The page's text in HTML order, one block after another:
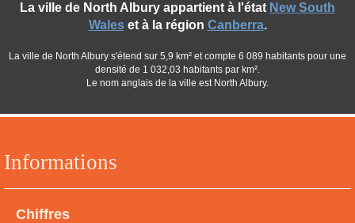
Informations
Chiffres
La ville de North Albury appartient à l'état New South
Waleset à la région Canberra.
La ville de North Albury s'étend sur 5,9 km² et compte 6 089 habitants pour une
densité de 1 032,03 habitants par km².
Le nom anglais de la ville est North Albury.